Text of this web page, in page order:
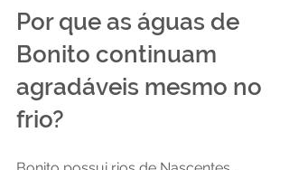
Por que as águas de
Bonito continuam
agradáveis mesmo no
frio?